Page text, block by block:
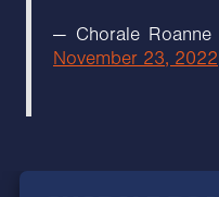
— Chorale Roanne
November 23, 2022